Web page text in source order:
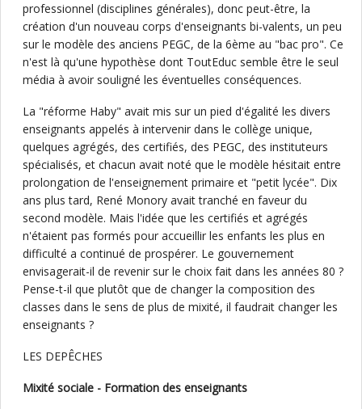
professionnel (disciplines générales), donc peut-être, la
création d'un nouveau corps d'enseignants bi-valents, un peu
sur le modèle des anciens PEGC, de la 6ème au "bac pro". Ce
n'est là qu'une hypothèse dont ToutEduc semble être le seul
média à avoir souligné les éventuelles conséquences.
La "réforme Haby" avait mis sur un pied d'égalité les divers
enseignants appelés à intervenir dans le collège unique,
quelques agrégés, des certifiés, des PEGC, des instituteurs
spécialisés, et chacun avait noté que le modèle hésitait entre
prolongation de l'enseignement primaire et "petit lycée". Dix
ans plus tard, René Monory avait tranché en faveur du
second modèle. Mais l'idée que les certifiés et agrégés
n'étaient pas formés pour accueillir les enfants les plus en
difficulté a continué de prospérer. Le gouvernement
envisagerait-il de revenir sur le choix fait dans les années 80 ?
Pense-t-il que plutôt que de changer la composition des
classes dans le sens de plus de mixité, il faudrait changer les
enseignants ?
LES DEPÊCHES
Mixité sociale - Formation des enseignants